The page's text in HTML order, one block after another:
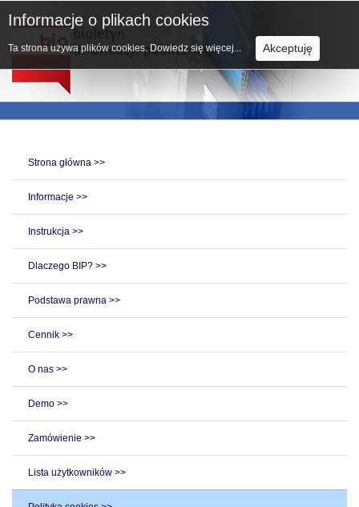
Strona główna >>
Informacje >>
Instrukcja >>
Dlaczego BIP? >>
Podstawa prawna >>
Cennik >>
O nas >>
Demo >>
Zamówienie >>
Lista użytkowników >>
Informacje o plikach cookies
Ta strona używa plików cookies. Dowiedz się więcej... Akceptuję